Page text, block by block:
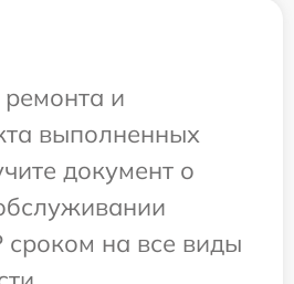
и
выполненных
документ о
сроком на все виды